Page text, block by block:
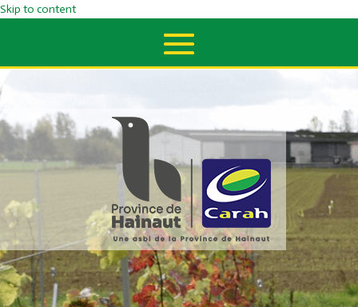
Skip to content